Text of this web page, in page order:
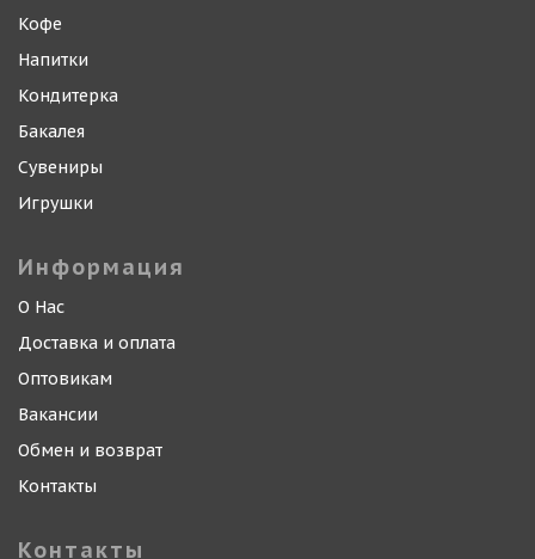
Кофе
Напитки
Кондитерка
Бакалея
Сувениры
Игрушки
Информация
О Нас
Доставка и оплата
Оптовикам
Вакансии
Обмен и возврат
Контакты
Контакты